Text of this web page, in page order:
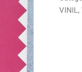
VINIL,